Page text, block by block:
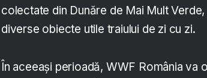
colectate din Dunăre de Mai Mult
diverse obiecte utile traiului de zi cu zi.
În aceeași perioadă, WWF România